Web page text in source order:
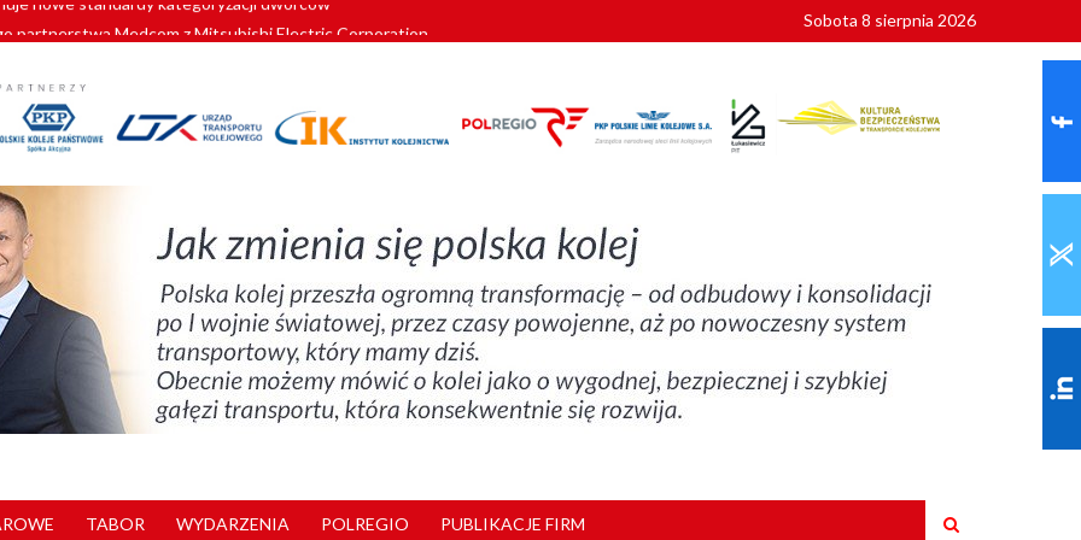
partnerstwa Medcom z Mitsubishi Electric Corporation
znów szuka dostawcy nowych EZT
kolejowych w północnej Wielkopolsce. Łatwiejsze dojazdy do pracy i szkoły
Sobota 8 sierpnia 2026
TABOR WYDARZENIA POLREGIO PUBLIKACJE FIRM